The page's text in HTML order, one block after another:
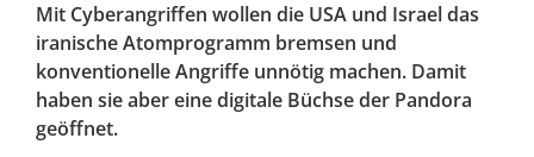
Mit Cyberangriffen wollen die USA und Israel das
iranische Atomprogramm bremsen und
konventionelle Angriffe unnötig machen. Damit
haben sie aber eine digitale Büchse der Pandora
geöffnet.